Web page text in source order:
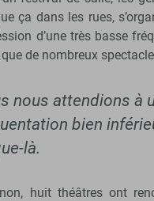
ça dans les rues,
d’une très basse
de nombreux
nous attendions à
bien
là.
huit théâtres ont